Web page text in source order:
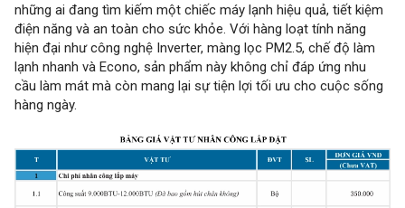
những ai đang tìm kiếm một chiếc máy lạnh hiệu quả, tiết kiệm
điện năng và an toàn cho sức khỏe. Với hàng loạt tính năng
hiện đại như công nghệ Inverter, màng lọc PM2.5, chế độ làm
lạnh nhanh và Econo, sản phẩm này không chỉ đáp ứng nhu
cầu làm mát mà còn mang lại sự tiện lợi tối ưu cho cuộc sống
hàng ngày.